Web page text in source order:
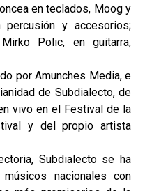
en teclados, Moog y
percusión y accesorios;
Polic, en guitarra,
por Amunches Media, e
de Subdialecto, de
vivo en el Festival de la
y del propio artista
Subdialecto se ha
nacionales con